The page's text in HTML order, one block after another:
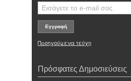
Προηγούμενα τεύχη
Πρόσφατες Δημοσιεύσεις